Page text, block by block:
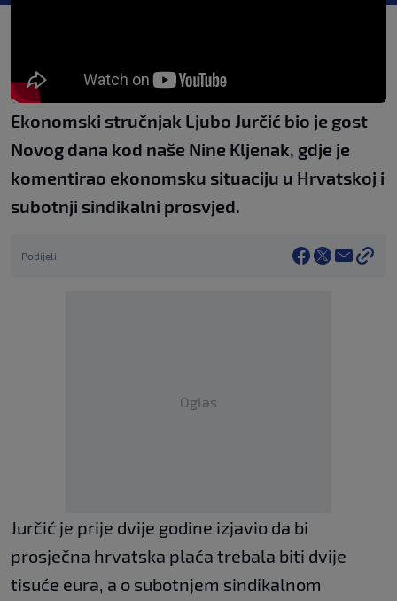
Ekonomski stručnjak Ljubo Jurčić bio je gost
Novog dana kod naše Nine Kljenak, gdje je
komentirao ekonomsku situaciju u Hrvatskoj i
subotnji sindikalni prosvjed.
Podijeli
Oglas
Jurčić je prije dvije godine izjavio da bi
prosječna hrvatska plaća trebala biti dvije
tisuće eura, a o subotnjem sindikalnom